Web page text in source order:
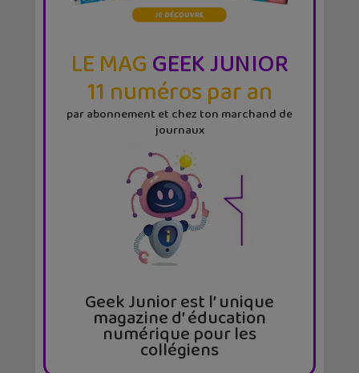
LE MAGGEEK JUNIOR
11 numéros par an
par abonnement et chez ton marchand de
journaux
Geek Junior est l’ unique
magazine d’ éducation
numérique pour les
collégiens